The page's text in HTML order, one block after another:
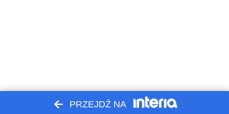
PRZEJDŹ NA